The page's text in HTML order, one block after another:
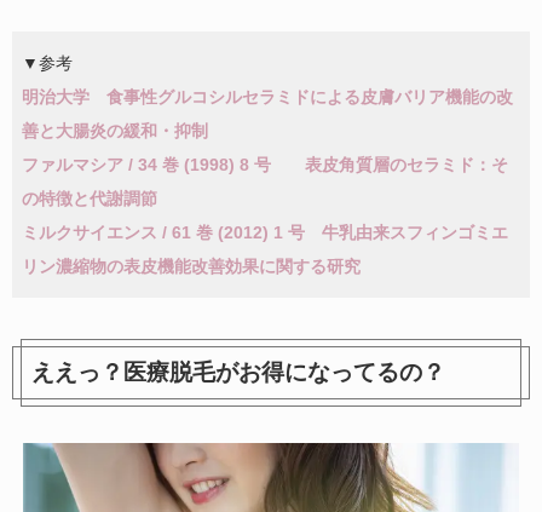
▼参考
明治大学 食事性グルコシルセラミドによる皮膚バリア機能の改
善と大腸炎の緩和・抑制
ファルマシア / 34 巻 (1998) 8 号 表皮角質層のセラミド：そ
の特徴と代謝調節
ミルクサイエンス / 61 巻 (2012) 1 号 牛乳由来スフィンゴミエ
リン濃縮物の表皮機能改善効果に関する研究
ええっ？医療脱毛がお得になってるの？